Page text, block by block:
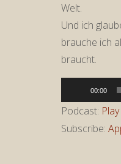
Welt.
Und ich
brauche ich
braucht.
Player
00:00
Podcast:
Subscribe: